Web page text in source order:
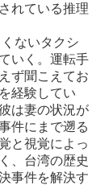
れている推理
ないタクシ
いく。運転手
ず聞こえてお
を経験してい
は妻の状況が
件にまで遡る
と視覚によっ
、台湾の歴史
事件を解決す